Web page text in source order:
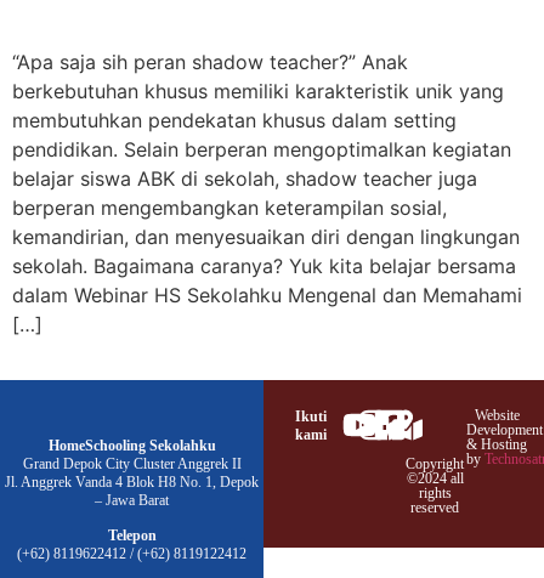
“Apa saja sih peran shadow teacher?” Anak
berkebutuhan khusus memiliki karakteristik unik yang
membutuhkan pendekatan khusus dalam setting
pendidikan. Selain berperan mengoptimalkan kegiatan
belajar siswa ABK di sekolah, shadow teacher juga
berperan mengembangkan keterampilan sosial,
kemandirian, dan menyesuaikan diri dengan lingkungan
sekolah. Bagaimana caranya? Yuk kita belajar bersama
dalam Webinar HS Sekolahku Mengenal dan Memahami
[…]
HomeSchooling Sekolahku
Grand Depok City Cluster Anggrek II
Jl. Anggrek Vanda 4 Blok H8 No. 1, Depok
– Jawa Barat
Telepon
(+62) 8119622412 / (+62) 8119122412
Ikuti
kami
Copyright
©2024 all
rights
reserved
Website
Development
& Hosting
by